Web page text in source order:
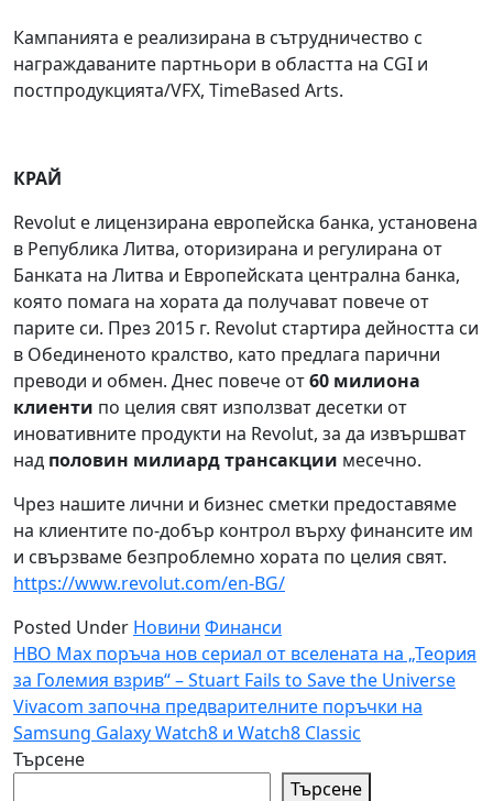
Кампанията е реализирана в сътрудничество с
награждаваните партньори в областта на CGI и
постпродукцията/VFX, TimeBased Arts.
КРАЙ
Revolut е лицензирана европейска банка, установена
в Република Литва, оторизирана и регулирана от
Банката на Литва и Европейската централна банка,
която помага на хората да получават повече от
парите си. През 2015 г. Revolut стартира дейността си
в Обединеното кралство, като предлага парични
преводи и обмен. Днес повече от60 милиона
клиенти по целия свят използват десетки от
иновативните продукти на Revolut, за да извършват
над половин милиард трансакции месечно.
Чрез нашите лични и бизнес сметки предоставяме
на клиентите по-добър контрол върху финансите им
и свързваме безпроблемно хората по целия свят.
https://www.revolut.com/en-BG/
Posted Under Новини Финанси
Навигация
HBO Max поръчa нов сериал от вселената на „Теория
за Големия взрив“ – Stuart Fails to Save the Universe
Vivacom започна предварителните поръчки на
Samsung Galaxy Watch8 и Watch8 Classic
Търсене
Търсене